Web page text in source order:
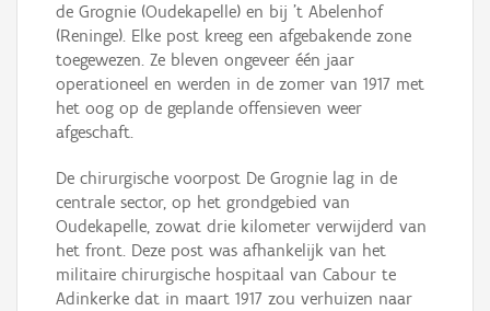
de Grognie (Oudekapelle) en bij 't Abelenhof
(Reninge). Elke post kreeg een afgebakende zone
toegewezen. Ze bleven ongeveer één jaar
operationeel en werden in de zomer van 1917 met
het oog op de geplande offensieven weer
afgeschaft.
De chirurgische voorpost De Grognie lag in de
centrale sector, op het grondgebied van
Oudekapelle, zowat drie kilometer verwijderd van
het front. Deze post was afhankelijk van het
militaire chirurgische hospitaal van Cabour te
Adinkerke dat in maart 1917 zou verhuizen naar